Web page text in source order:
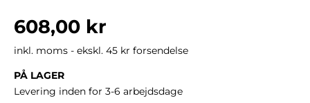
Normalpris
608,00 kr
inkl. moms - ekskl. 45 kr forsendelse
PÅ LAGER
Levering inden for 3-6 arbejdsdage